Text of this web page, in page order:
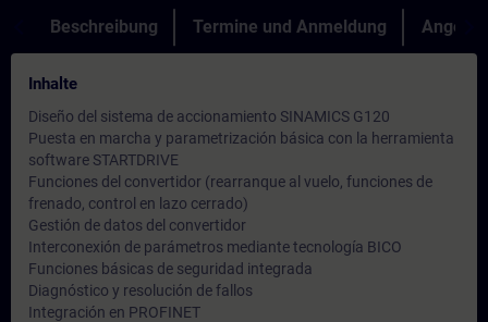
Beschreibung Termine und Anmeldung Angebot
Inhalte
Diseño del sistema de accionamiento SINAMICS G120
Puesta en marcha y parametrización básica con la herramienta
software STARTDRIVE
Funciones del convertidor (rearranque al vuelo, funciones de
frenado, control en lazo cerrado)
Gestión de datos del convertidor
Interconexión de parámetros mediante tecnología BICO
Funciones básicas de seguridad integrada
Diagnóstico y resolución de fallos
Integración en PROFINET